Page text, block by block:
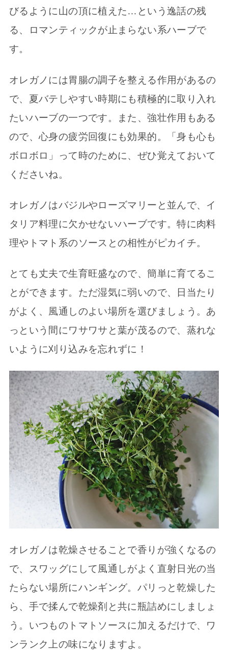
びるように山の頂に植えた…という逸話の残
る、ロマンティックが止まらない系ハーブで
す。
オレガノには胃腸の調子を整える作用があるの
で、夏バテしやすい時期にも積極的に取り入れ
たいハーブの一つです。また、強壮作用もある
ので、心身の疲労回復にも効果的。「身も心も
ボロボロ」って時のために、ぜひ覚えておいて
くださいね。
オレガノはバジルやローズマリーと並んで、イ
タリア料理に欠かせないハーブです。特に肉料
理やトマト系のソースとの相性がピカイチ。
とても丈夫で生育旺盛なので、簡単に育てるこ
とができます。ただ湿気に弱いので、日当たり
がよく、風通しのよい場所を選びましょう。あ
っという間にワサワサと葉が茂るので、蒸れな
いように刈り込みを忘れずに！
オレガノは乾燥させることで香りが強くなるの
で、スワッグにして風通しがよく直射日光の当
たらない場所にハンギング。パリっと乾燥した
ら、手で揉んで乾燥剤と共に瓶詰めにしましょ
う。いつものトマトソースに加えるだけで、ワ
ンランク上の味になりますよ。